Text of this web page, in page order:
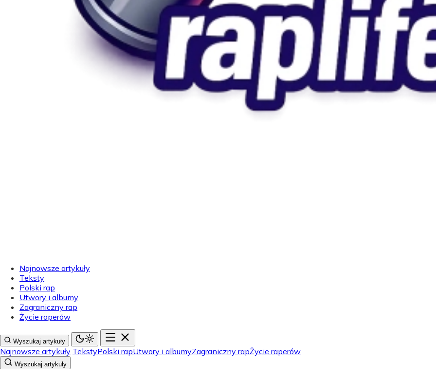
Najnowsze artykuły
Teksty
Polski rap
Utwory i albumy
Zagraniczny rap
Życie raperów
Wyszukaj artykuły
Najnowsze artykuły TekstyPolski rapUtwory i albumyZagraniczny rapŻycie raperów
Wyszukaj artykuły